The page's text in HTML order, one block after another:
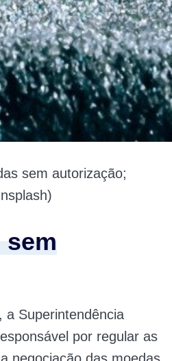
sem autorização;
sem
a Superintendência
por regular as